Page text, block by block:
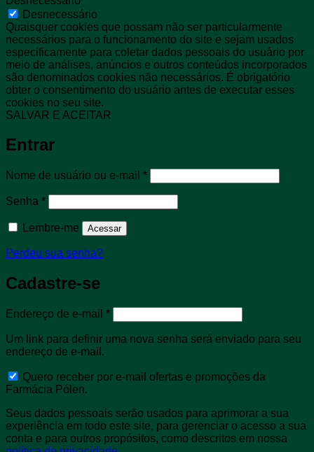
Desnecessário
Quaisquer cookies que possam não ser particularmente
necessários para o funcionamento do site e sejam usados ​​
especificamente para coletar dados pessoais do usuário por
meio de análises, anúncios e outros conteúdos incorporados
são denominados cookies não necessários. É obrigatório
obter o consentimento do usuário antes de executar esses
cookies no seu site.
SALVAR E ACEITAR
Entrar
Nome de usuário ou e-mail *Obrigatório
Senha *Obrigatório
Lembre-me Acessar
Perdeu sua senha?
Cadastre-se
Endereço de e-mail *Obrigatório
Um link para definir uma nova senha será enviado para seu
endereço de e-mail.
Quero receber por e-mail ofertas e promoções da
Farmácia Pólen.
Seus dados pessoais serão usados para aprimorar a sua
experiência em todo este site, para gerenciar o acesso a sua
conta e para outros propósitos, como descritos em nossa